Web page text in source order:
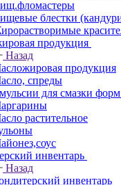
блестки
продукция
Назад
продукция
спреды
для смазки
растительное
инвентарь
Назад
инвентарь